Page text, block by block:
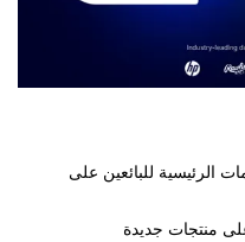
للبائعين على
جديدة